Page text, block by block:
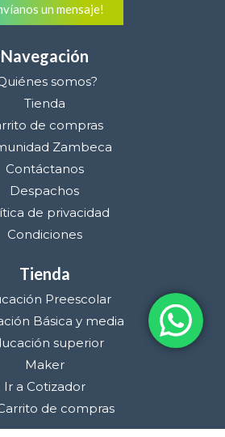
un mensaje!
Navegación
somos?
Tienda
de compras
Zambeca
Contáctanos
Despachos
de privacidad
Condiciones
Tienda
Preescolar
Básica y media
superior
Maker
Ir a Cotizador
de compras